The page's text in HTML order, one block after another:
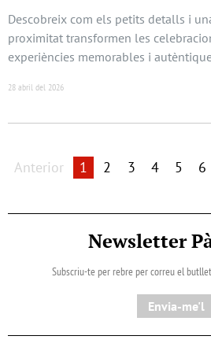
Descobreix com els petits detalls i
proximitat transformen les
experiències memorables i
28 abril del 2026
Anterior 1 2 3 4 5 6
Newsletter
Subscriu-te per rebre per correu el
Envia-me'l